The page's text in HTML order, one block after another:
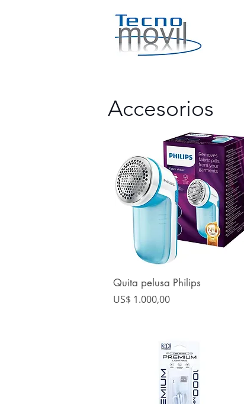
Accesorios
Vista rápida
Quita pelusa Philips
Precio
US$ 1.000,00